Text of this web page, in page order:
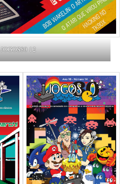
JOGOS80 12